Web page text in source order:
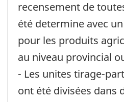
recensement de
été determine avec
pour les produits
au niveau provincial
- Les unites tirage-
ont été divisées dans